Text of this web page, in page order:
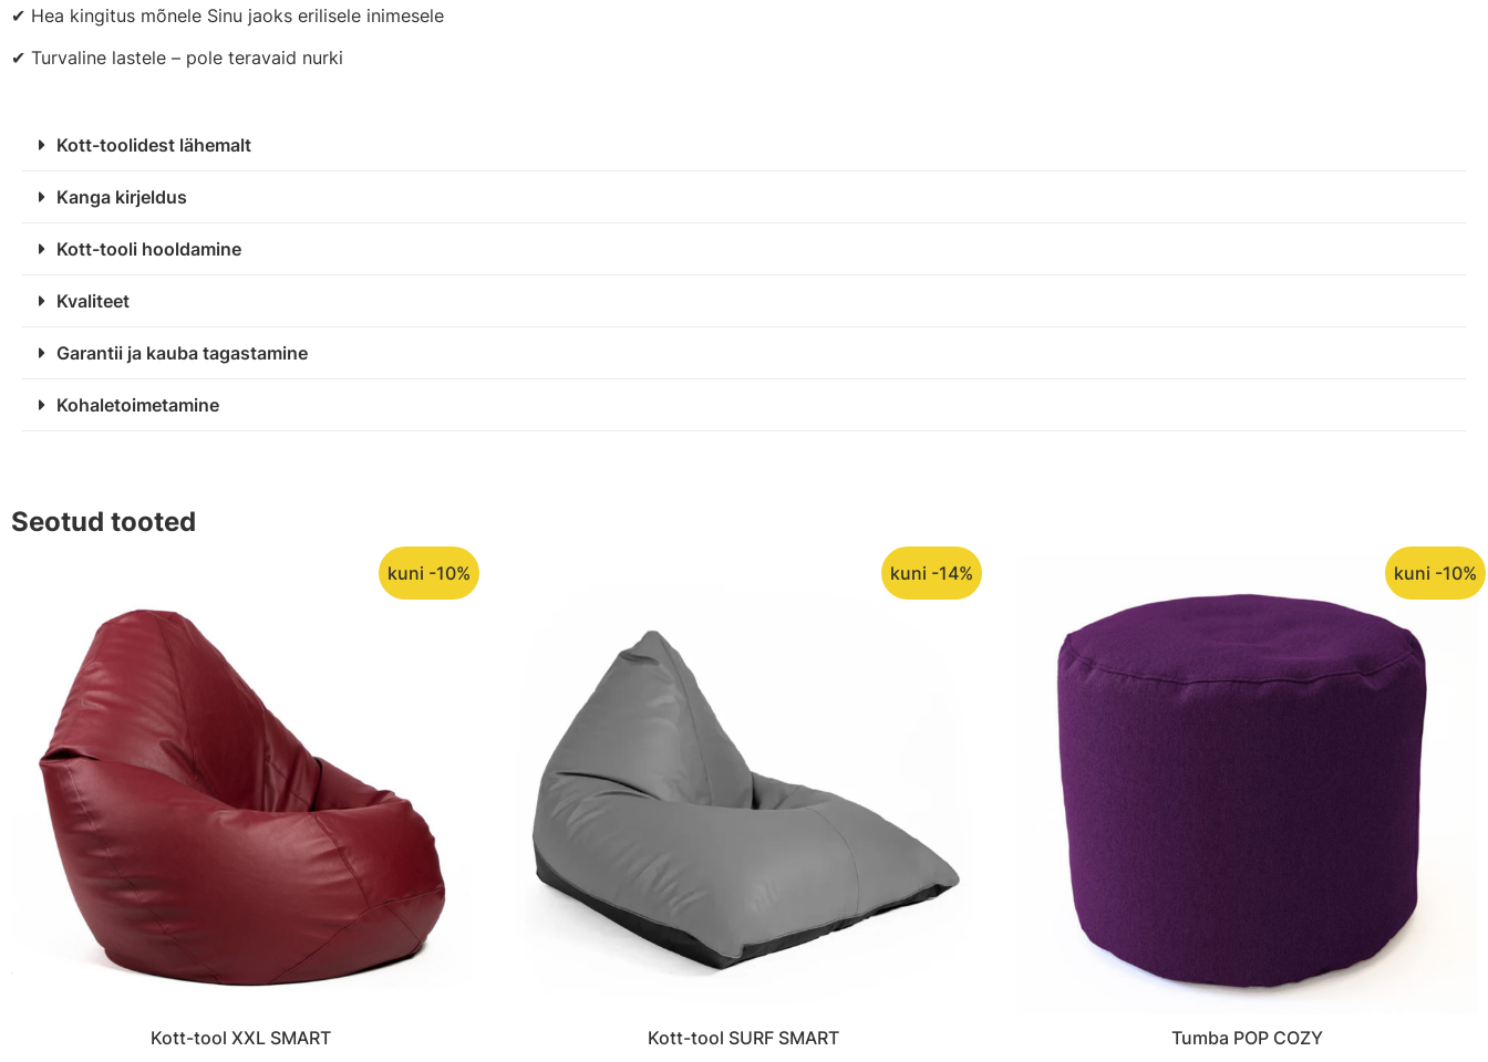
✔ Hea kingitus mõnele Sinu jaoks erilisele inimesele
✔ Turvaline lastele – pole teravaid nurki
Kott-toolidest lähemalt
Kanga kirjeldus
Kott-tooli hooldamine
Kvaliteet
Garantii ja kauba tagastamine
Kohaletoimetamine
Seotud tooted
kuni -10%
Kott-tool XXL SMART
kuni -14%
Kott-tool SURF SMART
kuni -10%
Tumba POP COZY